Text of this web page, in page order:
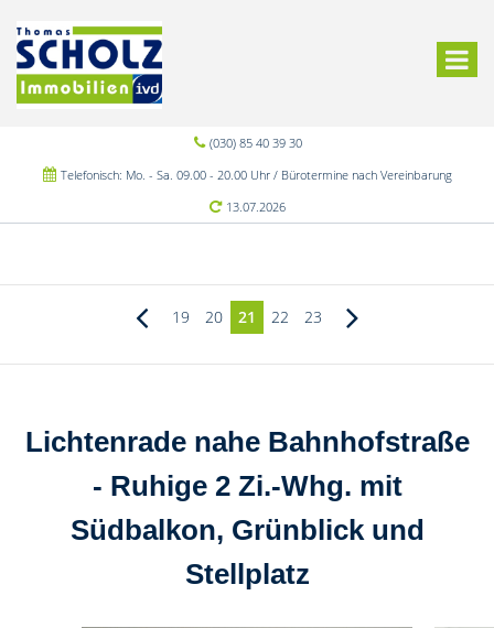
(030) 85 40 39 30
Telefonisch: Mo. - Sa. 09.00 - 20.00 Uhr / Bürotermine nach Vereinbarung
13.07.2026
19 20 21 22 23
Lichtenrade nahe Bahnhofstraße
- Ruhige 2 Zi.-Whg. mit
Südbalkon, Grünblick und
Stellplatz